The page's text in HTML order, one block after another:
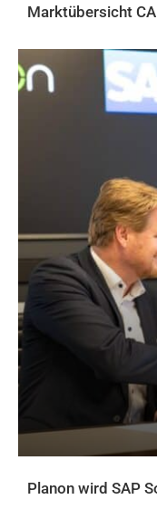
Marktübersicht
Planon wird SAP